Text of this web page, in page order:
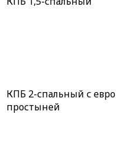
КПБ 2-спальный с евро
простыней